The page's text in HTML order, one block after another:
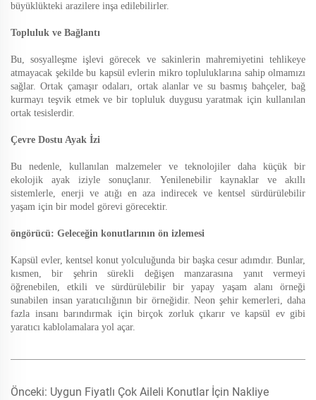
büyüklükteki arazilere inşa edilebilirler.
Topluluk ve Bağlantı
Bu, sosyalleşme işlevi görecek ve sakinlerin mahremiyetini tehlikeye
atmayacak şekilde bu kapsül evlerin mikro topluluklarına sahip olmamızı
sağlar. Ortak çamaşır odaları, ortak alanlar ve su basmış bahçeler, bağ
kurmayı teşvik etmek ve bir topluluk duygusu yaratmak için kullanılan
ortak tesislerdir.
Çevre Dostu Ayak İzi
Bu nedenle, kullanılan malzemeler ve teknolojiler daha küçük bir
ekolojik ayak iziyle sonuçlanır. Yenilenebilir kaynaklar ve akıllı
sistemlerle, enerji ve atığı en aza indirecek ve kentsel sürdürülebilir
yaşam için bir model görevi görecektir.
öngörücü: Geleceğin konutlarının ön izlemesi
Kapsül evler, kentsel konut yolculuğunda bir başka cesur adımdır. Bunlar,
kısmen, bir şehrin sürekli değişen manzarasına yanıt vermeyi
öğrenebilen, etkili ve sürdürülebilir bir yapay yaşam alanı örneği
sunabilen insan yaratıcılığının bir örneğidir. Neon şehir kemerleri, daha
fazla insanı barındırmak için birçok zorluk çıkarır ve kapsül ev gibi
yaratıcı kablolamalara yol açar.
Önceki: Uygun Fiyatlı Çok Aileli Konutlar İçin Nakliye